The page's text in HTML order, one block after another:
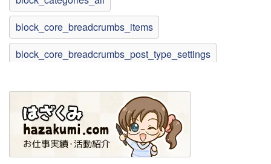
block_core_breadcrumbs_items
block_core_breadcrumbs_post_type_settings
block_core_navigation_render_inner_blocks
block_core_social_link_get_services